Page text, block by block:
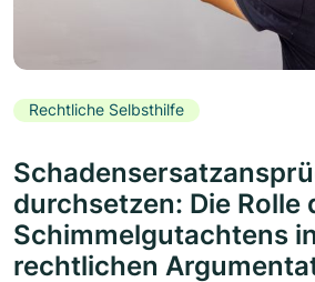
Rechtliche Selbsthilfe
durchsetzen: Die Rolle
Schimmelgutachtens
rechtlichen